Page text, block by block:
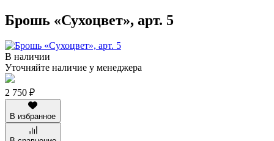
Брошь «Сухоцвет», арт. 5
В наличии
Уточняйте наличие у менеджера
2 750 ₽
В избранное